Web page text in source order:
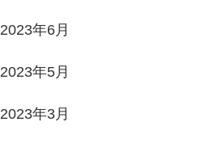
2023年6月
2023年5月
2023年3月